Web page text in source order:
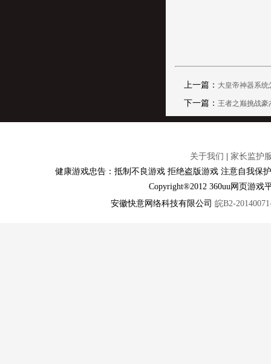
上一篇： 大皇帝神器系
下一篇： 王者之巅挑战豪
关于我们
家长监护
健康游戏忠告：抵制不良游戏 拒绝盗版游戏 注意自我保
Copyright®2012 360uu网页游
安徽快意网络科技有限公司 皖B2-